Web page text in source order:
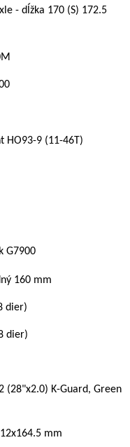
- dĺžka 170 (S) 172.5
HO93-9 (11-46T)
G7900
160 mm
dier)
dier)
(28"x2.0) K-Guard, Green
mm